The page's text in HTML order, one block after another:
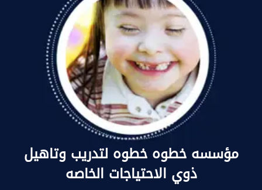
مؤسسه خطوه خطوه لتدريب وتاهيل
ذوي الاحتياجات الخاصه